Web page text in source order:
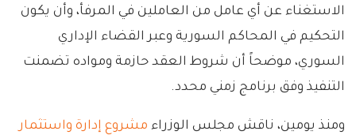
الاستغناء عن أي عامل من العاملين في المرفأ، وأن يكون
التحكيم في المحاكم السورية وعبر القضاء الإداري
السوري، موضحاً أن شروط العقد حازمة ومواده تضمنت
التنفيذ وفق برنامج زمني محدد.
ومنذ يومين، ناقش مجلس الوزراء مشروع إدارة واستثمار